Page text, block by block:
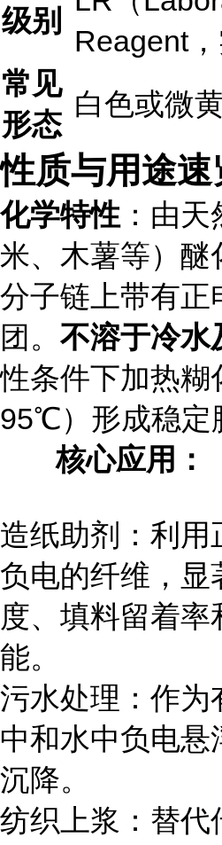
级别
Reagent，
常见
形态
白色或微
性质与用途速
化学特性 ：由
米、木薯等）醚
分子链上带有正
团。 不溶于冷水
性条件下加热糊
95℃）形成稳定
核心应用：
造纸助剂：利用
负电的纤维，显
度、填料留着率
能。
污水处理：作为
中和水中负电悬
沉降。
纺织上浆：替代